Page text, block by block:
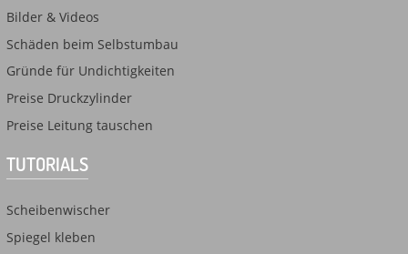
Bilder & Videos
Schäden beim Selbstumbau
Gründe für Undichtigkeiten
Preise Druckzylinder
Preise Leitung tauschen
TUTORIALS
Scheibenwischer
Spiegel kleben